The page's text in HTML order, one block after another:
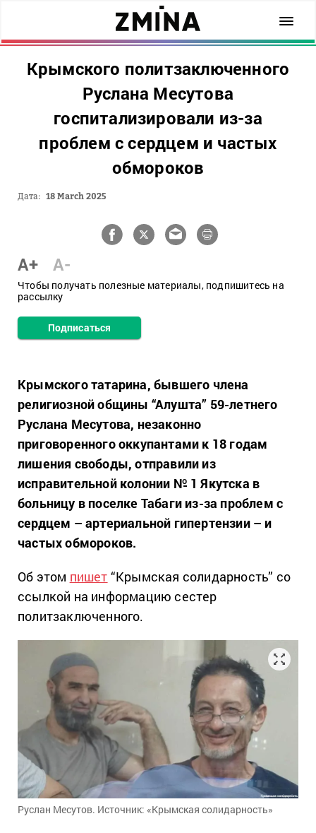
Крымского политзаключенного
Руслана Месутова
госпитализировали из-за
проблем с сердцем и частых
обмороков
Дата: 18 March 2025
A+ A-
Чтобы получать полезные материалы, подпишитесь на
рассылку
Подписаться
Крымского татарина, бывшего члена
религиозной общины “Алушта” 59-летнего
Руслана Месутова, незаконно
приговоренного оккупантами к 18 годам
лишения свободы, отправили из
исправительной колонии № 1 Якутска в
больницу в поселке Табаги из-за проблем с
сердцем – артериальной гипертензии – и
частых обмороков.
Об этом пишет “Крымская солидарность” со
ссылкой на информацию сестер
политзаключенного.
Руслан Месутов. Источник: «Крымская солидарность»